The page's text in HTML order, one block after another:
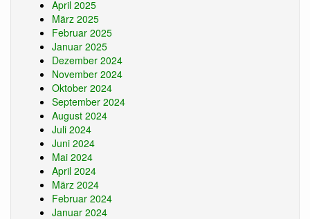
April 2025
März 2025
Februar 2025
Januar 2025
Dezember 2024
November 2024
Oktober 2024
September 2024
August 2024
Juli 2024
Juni 2024
Mai 2024
April 2024
März 2024
Februar 2024
Januar 2024